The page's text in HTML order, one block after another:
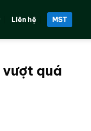
Liên hệ MST
quá